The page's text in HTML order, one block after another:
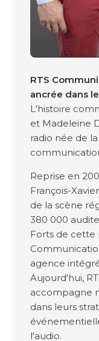
RTS
ancrée dans
L'histoire
et Madeleine
radio née de
Reprise en
François-
de la scène
380 000
Forts de cette
agence
Aujourd'hui,
accompagne
dans leurs
l'audio.